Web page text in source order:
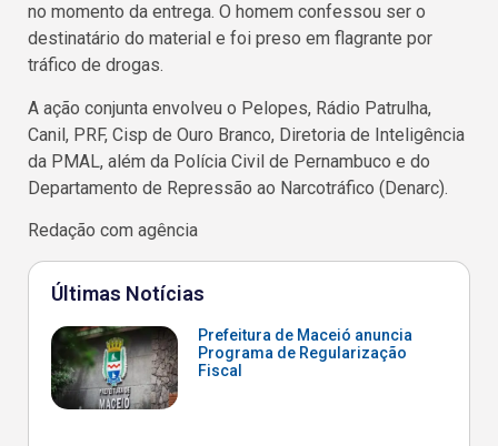
no momento da entrega. O homem confessou ser o
destinatário do material e foi preso em flagrante por
tráfico de drogas.
A ação conjunta envolveu o Pelopes, Rádio Patrulha,
Canil, PRF, Cisp de Ouro Branco, Diretoria de Inteligência
da PMAL, além da Polícia Civil de Pernambuco e do
Departamento de Repressão ao Narcotráfico (Denarc).
Redação com agência
Últimas Notícias
Prefeitura de Maceió anuncia
Programa de Regularização
Fiscal